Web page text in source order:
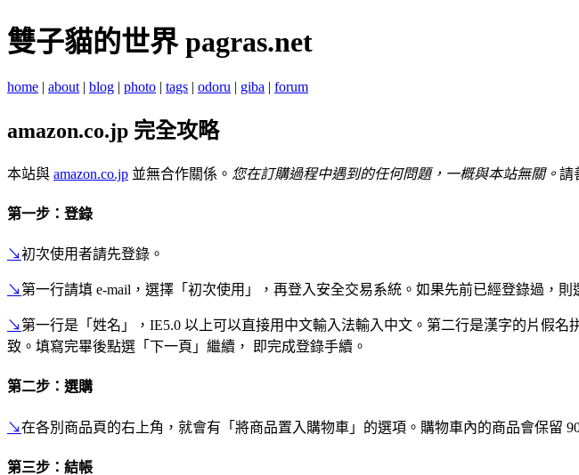
雙子貓的世界 pagras.net
home | about | blog | photo | tags | odoru | giba | forum
amazon.co.jp 完全攻略
本站與 amazon.co.jp 並無合作關係。 您在訂購過程中遇到的任何問題，一概與本站無關。 請
第一步：登錄
↘初次使用者請先登錄。
↘第一行請填 e-mail，選擇「初次使用」，再登入安全交易系統。如果先前已經登錄過，則
↘第一行是「姓名」，IE5.0 以上可以直接用中文輸入法輸入中文。第二行是漢字的片假
致。填寫完畢後點選「下一頁」繼續， 即完成登錄手續。
第二步：選購
↘在各別商品頁的右上角，就會有「將商品置入購物車」的選項。購物車內的商品會保留
第三步：結帳